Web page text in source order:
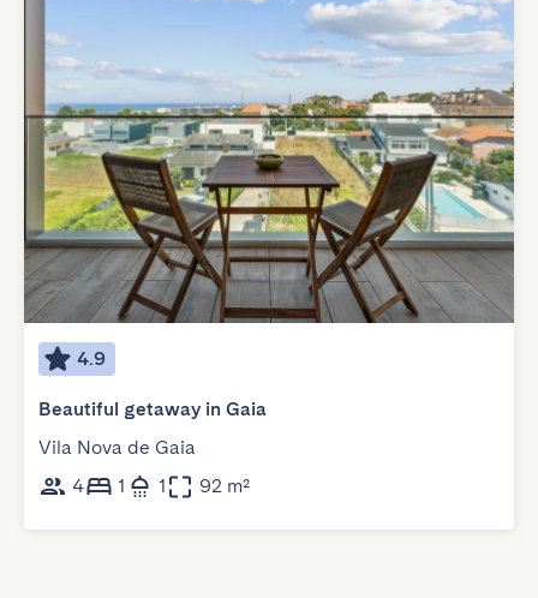
4.9
Beautiful getaway in Gaia
Vila Nova de Gaia
4
1 1 92 m²